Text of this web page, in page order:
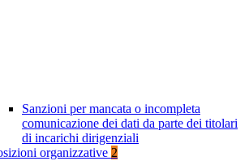
Sanzioni per mancata o incompleta
comunicazione dei dati da parte dei titolari
di incarichi dirigenziali
organizzative 2